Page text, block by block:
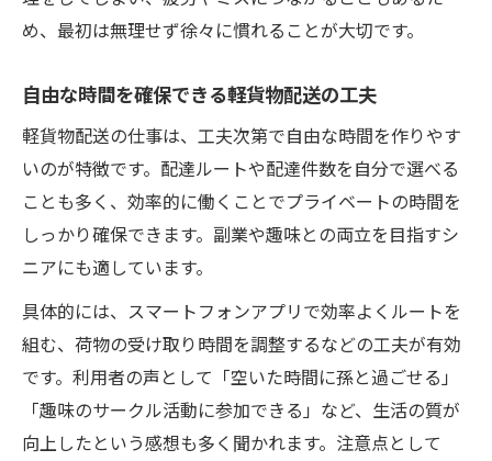
め、最初は無理せず徐々に慣れることが大切です。
自由な時間を確保できる軽貨物配送の工夫
軽貨物配送の仕事は、工夫次第で自由な時間を作りやす
いのが特徴です。配達ルートや配達件数を自分で選べる
ことも多く、効率的に働くことでプライベートの時間を
しっかり確保できます。副業や趣味との両立を目指すシ
ニアにも適しています。
具体的には、スマートフォンアプリで効率よくルートを
組む、荷物の受け取り時間を調整するなどの工夫が有効
です。利用者の声として「空いた時間に孫と過ごせる」
「趣味のサークル活動に参加できる」など、生活の質が
向上したという感想も多く聞かれます。注意点として